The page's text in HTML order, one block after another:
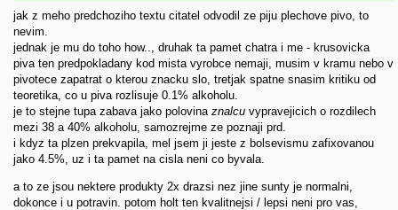
jak z meho predchoziho textu citatel odvodil ze piju plechove pivo, to
nevim.
jednak je mu do toho how.., druhak ta pamet chatra i me - krusovicka
piva ten predpokladany kod mista vyrobce nemaji, musim v kramu nebo v
pivotece zapatrat o kterou znacku slo, tretjak spatne snasim kritiku od
teoretika, co u piva rozlisuje 0.1% alkoholu.
je to stejne tupa zabava jako polovina znalcu vypravejicich o rozdilech
mezi 38 a 40% alkoholu, samozrejme ze poznaji prd.
i kdyz ta plzen prekvapila, mel jsem ji jeste z bolsevismu zafixovanou
jako 4.5%, uz i ta pamet na cisla neni co byvala.
a to ze jsou nektere produkty 2x drazsi nez jine sunty je normalni,
dokonce i u potravin. potom holt ten kvalitnejsi / lepsi neni pro vas,